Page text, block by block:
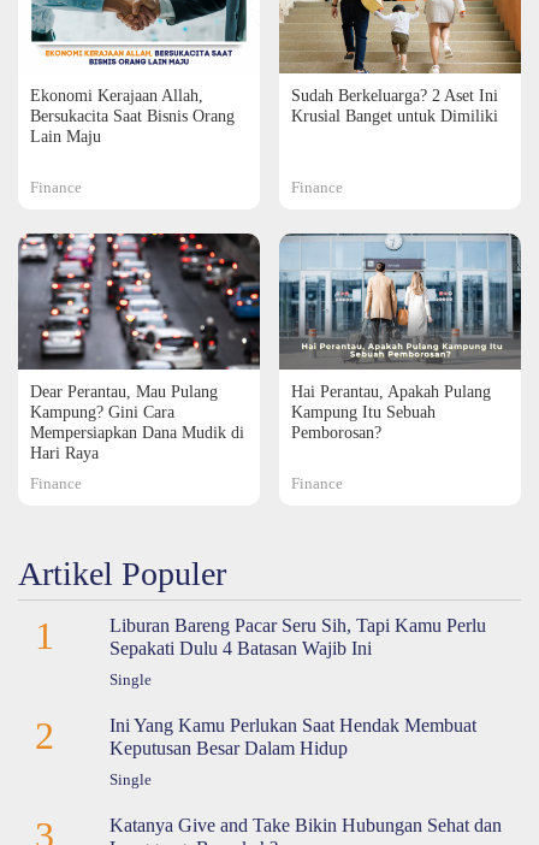
Ekonomi Kerajaan Allah,
Bersukacita Saat Bisnis Orang
Lain Maju
Finance
Sudah Berkeluarga? 2 Aset Ini
Krusial Banget untuk Dimiliki
Finance
Dear Perantau, Mau Pulang
Kampung? Gini Cara
Mempersiapkan Dana Mudik di
Hari Raya
Finance
Hai Perantau, Apakah Pulang
Kampung Itu Sebuah
Pemborosan?
Finance
Artikel Populer
1
Liburan Bareng Pacar Seru Sih, Tapi Kamu Perlu
Sepakati Dulu 4 Batasan Wajib Ini
Single
2
Ini Yang Kamu Perlukan Saat Hendak Membuat
Keputusan Besar Dalam Hidup
Single
3
Katanya Give and Take Bikin Hubungan Sehat dan